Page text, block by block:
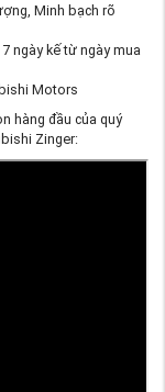
Minh bạch rõ
ngày kế từ ngày mua
Motors
hàng đầu của quý
Zinger: